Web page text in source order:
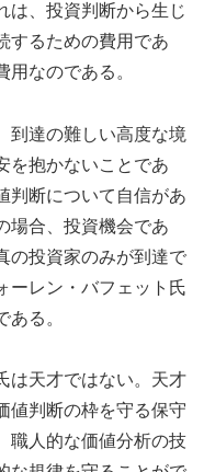
は、投資判断から生じ
するための費用であ
なのである。
到達の難しい高度な境
を抱かないことであ
判断について自信があ
場合、投資機会であ
の投資家のみが到達で
ーレン・バフェット氏
る。
は天才ではない。天才
値判断の枠を守る保守
職人的な価値分析の技